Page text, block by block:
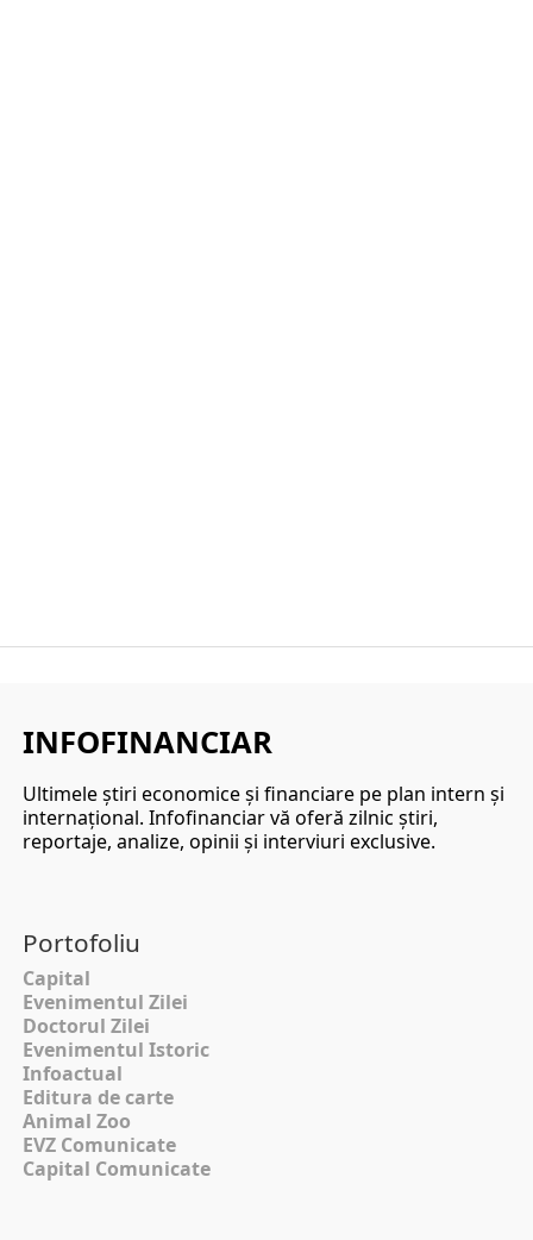
INFOFINANCIAR
Ultimele ştiri economice şi financiare pe plan intern şi
internaţional. Infofinanciar vă oferă zilnic ştiri,
reportaje, analize, opinii şi interviuri exclusive.
Portofoliu
Capital
Evenimentul Zilei
Doctorul Zilei
Evenimentul Istoric
Infoactual
Editura de carte
Animal Zoo
EVZ Comunicate
Capital Comunicate